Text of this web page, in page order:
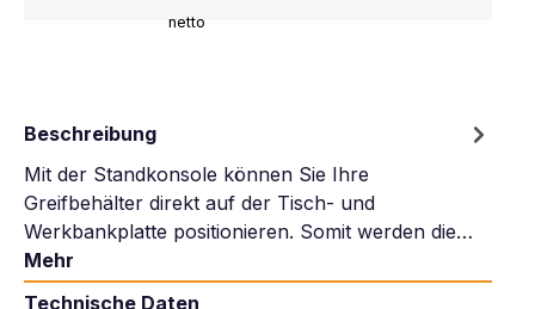
netto
Beschreibung
Mit der Standkonsole können Sie Ihre
Greifbehälter direkt auf der Tisch- und
Werkbankplatte positionieren. Somit werden die…
Mehr
Technische Daten